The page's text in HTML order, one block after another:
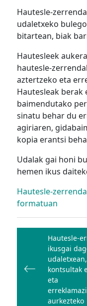
Hautesle-
udaletxeko
bitartean, biak
Hautesleek
hautesle-
aztertzeko eta
Hautesleak berak
baimendutako
sinatu behar du
agiriaren,
kopia erantsi
Udalak gai honi
hemen ikus
Hautesle-
formatuan
zehar
nabigatu
Hautesle-
ikusgai
udaletxean,
kontsultak
eta
aurkezteko